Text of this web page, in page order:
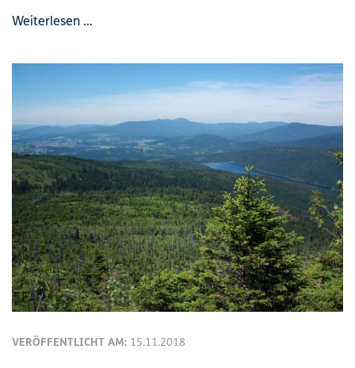
Weiterlesen …
VERÖFFENTLICHT AM: 15.11.2018